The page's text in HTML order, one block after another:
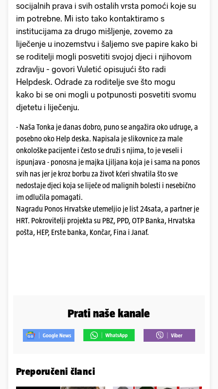
socijalnih prava i svih ostalih vrsta pomoći koje su
im potrebne. Mi isto tako kontaktiramo s
institucijama za drugo mišljenje, zovemo za
liječenje u inozemstvu i šaljemo sve papire kako bi
se roditelji mogli posvetiti svojoj djeci i njihovom
zdravlju - govori Vuletić opisujući što radi
Helpdesk. Odrade za roditelje sve što mogu
kako bi se oni mogli u potpunosti posvetiti svomu
djetetu i liječenju.
- Naša Tonka je danas dobro, puno se angažira oko udruge, a
posebno oko Help deska. Napisala je slikovnice za male
onkološke pacijente i često se druži s njima, to je veseli i
ispunjava - ponosna je majka Ljiljana koja je i sama na ponos
svih nas jer je kroz borbu za život kćeri shvatila što sve
nedostaje djeci koja se liječe od malignih bolesti i nesebično
im odlučila pomagati.
Nagradu Ponos Hrvatske utemeljio je list 24sata, a partner je
HRT. Pokrovitelji projekta su PBZ, PPD, OTP Banka, Hrvatska
pošta, HEP, Erste banka, Končar, Fina i Janaf.
Prati naše kanale
Preporučeni članci